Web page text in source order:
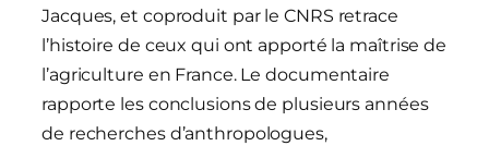
Jacques, et coproduit par le CNRS retrace
l’histoire de ceux qui ont apporté la maîtrise de
l’agriculture en France. Le documentaire
rapporte les conclusions de plusieurs années
de recherches d’anthropologues,